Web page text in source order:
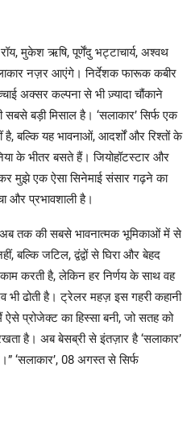
मुकेश ऋषि, पूर्णेंदु भट्टाचार्य, अश्वथ
नज़र आएंगे। निर्देशक फारूक कबीर
अक्सर कल्पना से भी ज़्यादा चौंकाने
सबसे बड़ी मिसाल है। ‘सलाकार’ सिर्फ एक
है, बल्कि यह भावनाओं, आदर्शों और रिश्तों के
के भीतर बसते हैं। जियोहॉटस्टार और
मुझे एक ऐसा सिनेमाई संसार गढ़ने का
और प्रभावशाली है।
अब तक की सबसे भावनात्मक भूमिकाओं में से
बल्कि जटिल, द्वंद्वों से घिरा और बेहद
करती है, लेकिन हर निर्णय के साथ वह
ढोती है। ट्रेलर महज़ इस गहरी कहानी
प्रोजेक्ट का हिस्सा बनी, जो सतह को
है। अब बेसब्री से इंतज़ार है ‘सलाकार’
‘सलाकार’, 08 अगस्त से सिर्फ